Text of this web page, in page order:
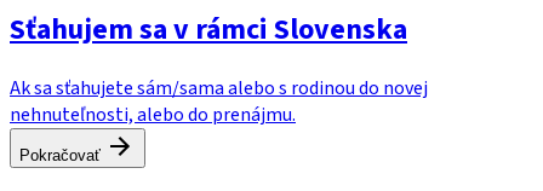
Sťahujem sa v rámci Slovenska
Ak sa sťahujete sám/sama alebo s rodinou do novej
nehnuteľnosti, alebo do prenájmu.
Pokračovať